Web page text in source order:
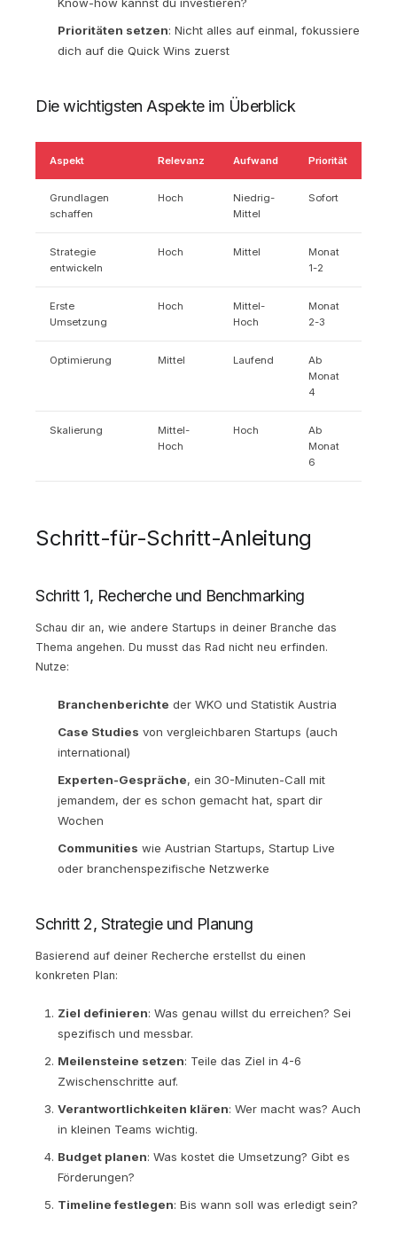
Prioritäten setzen: Nicht alles auf einmal, fokussiere
dich auf die Quick Wins zuerst
Die wichtigsten Aspekte im Überblick
Aspekt Relevanz Aufwand Priorität
Grundlagen
schaffen
Hoch
Niedrig-
Mittel
Sofort
Strategie
entwickeln
Hoch Mittel
Monat
1-2
Erste
Umsetzung
Hoch
Mittel-
Hoch
Monat
2-3
Optimierung Mittel Laufend
Ab
Monat
4
Skalierung
Mittel-
Hoch
Hoch
Ab
Monat
6
Schritt-für-Schritt-Anleitung
Schritt 1, Recherche und Benchmarking
Schau dir an, wie andere Startups in deiner Branche das
Thema angehen. Du musst das Rad nicht neu erfinden.
Nutze:
Branchenberichte der WKO und Statistik Austria
Case Studies von vergleichbaren Startups (auch
international)
Experten-Gespräche, ein 30-Minuten-Call mit
jemandem, der es schon gemacht hat, spart dir
Wochen
Communities wie Austrian Startups, Startup Live
oder branchenspezifische Netzwerke
Schritt 2, Strategie und Planung
Basierend auf deiner Recherche erstellst du einen
konkreten Plan:
Ziel definieren: Was genau willst du erreichen? Sei
spezifisch und messbar.
Meilensteine setzen: Teile das Ziel in 4-6
Zwischenschritte auf.
Verantwortlichkeiten klären: Wer macht was? Auch
in kleinen Teams wichtig.
Budget planen: Was kostet die Umsetzung? Gibt es
Förderungen?
Timeline festlegen: Bis wann soll was erledigt sein?